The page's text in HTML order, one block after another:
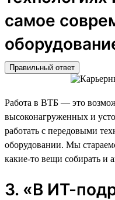
самое
Правильный ответ
Работа в ВТБ — это
высоконагруженных и
работать с передовыми
оборудовании. Мы
какие-то вещи собирать и
3. «В ИТ-